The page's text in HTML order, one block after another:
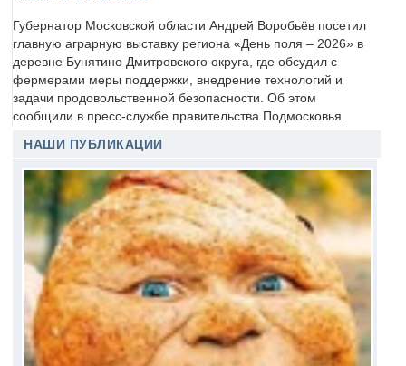
Губернатор Московской области Андрей Воробьёв посетил
главную аграрную выставку региона «День поля – 2026» в
деревне Бунятино Дмитровского округа, где обсудил с
фермерами меры поддержки, внедрение технологий и
задачи продовольственной безопасности. Об этом
сообщили в пресс-службе правительства Подмосковья.
НАШИ ПУБЛИКАЦИИ